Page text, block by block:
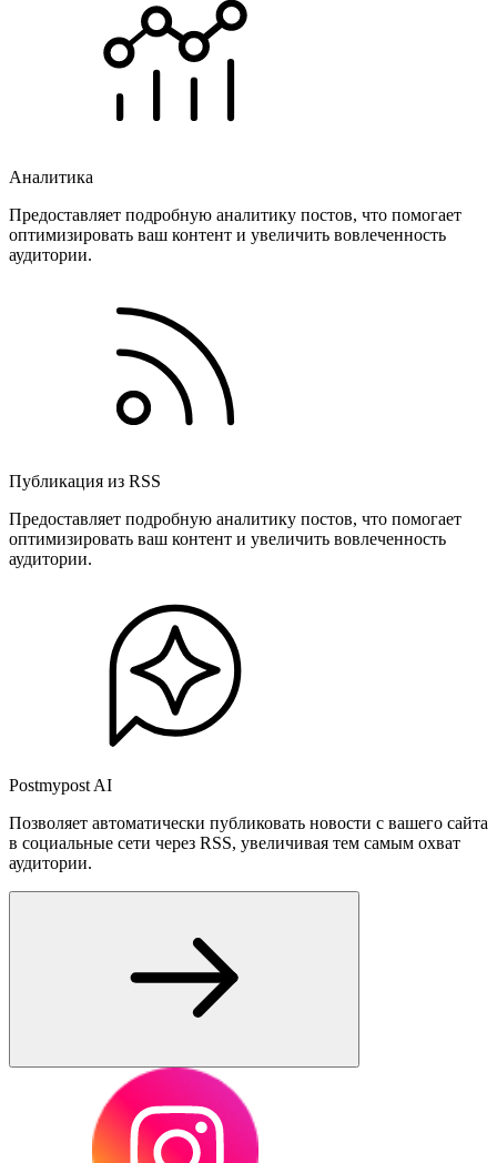
Аналитика
Предоставляет подробную аналитику постов, что помогает
оптимизировать ваш контент и увеличить вовлеченность
аудитории.
Публикация из RSS
Предоставляет подробную аналитику постов, что помогает
оптимизировать ваш контент и увеличить вовлеченность
аудитории.
Postmypost AI
Позволяет автоматически публиковать новости с вашего сайта
в социальные сети через RSS, увеличивая тем самым охват
аудитории.